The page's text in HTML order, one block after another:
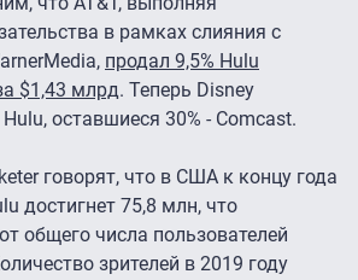
в рамках слияния с
продал 9,5% Hulu
$1,43 млрд. Теперь Disney
оставшиеся 30% - Comcast.
говорят, что в США к концу года
достигнет 75,8 млн, что
общего числа пользователей
зрителей в 2019 году